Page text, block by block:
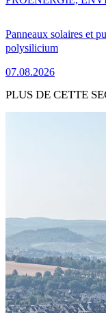
Panneaux solaires et
polysilicium
07.08.2026
PLUS DE CETTE